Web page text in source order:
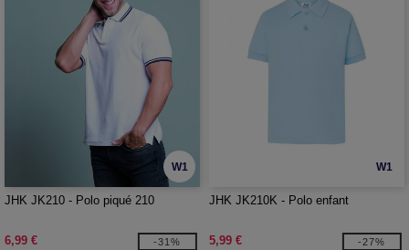
W1
JHK JK210 - Polo piqué 210
6,99 € -31%
W1
JHK JK210K - Polo enfant
5,99 € -27%